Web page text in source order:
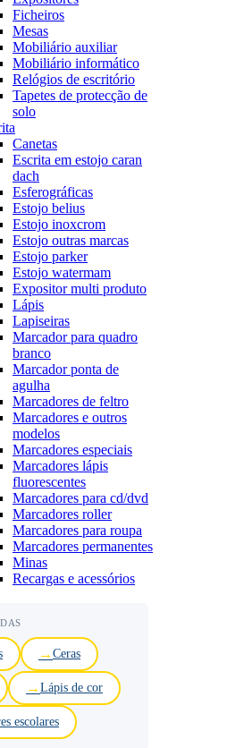
Ficheiros
Mesas
Mobiliário auxiliar
Mobiliário informático
Relógios de escritório
Tapetes de protecção de
solo
Canetas
Escrita em estojo caran
dach
Esferográficas
Estojo belius
Estojo inoxcrom
Estojo outras marcas
Estojo parker
Estojo watermam
Expositor multi produto
Lápis
Lapiseiras
Marcador para quadro
branco
Marcador ponta de
agulha
Marcadores de feltro
Marcadores e outros
modelos
Marcadores especiais
Marcadores lápis
fluorescentes
Marcadores para cd/dvd
Marcadores roller
Marcadores para roupa
Marcadores permanentes
Minas
Recargas e acessórios
Ceras
Lápis de cor
escolares